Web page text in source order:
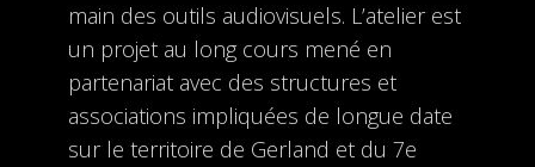
main des outils audiovisuels. L’atelier est
un projet au long cours mené en
partenariat avec des structures et
associations impliquées de longue date
sur le territoire de Gerland et du 7e